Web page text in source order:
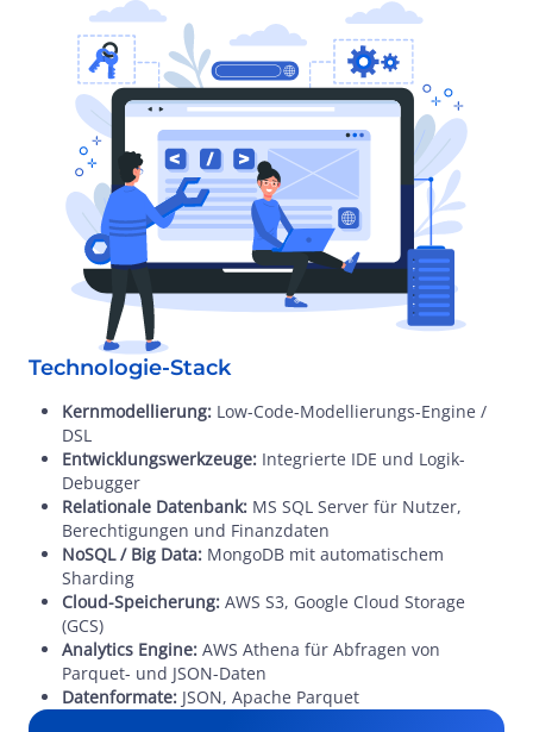
Technologie-Stack
Kernmodellierung: Low-Code-Modellierungs-Engine /
DSL
Entwicklungswerkzeuge: Integrierte IDE und Logik-
Debugger
Relationale Datenbank: MS SQL Server für Nutzer,
Berechtigungen und Finanzdaten
NoSQL / Big Data: MongoDB mit automatischem
Sharding
Cloud-Speicherung: AWS S3, Google Cloud Storage
(GCS)
Analytics Engine: AWS Athena für Abfragen von
Parquet- und JSON-Daten
Datenformate: JSON, Apache Parquet